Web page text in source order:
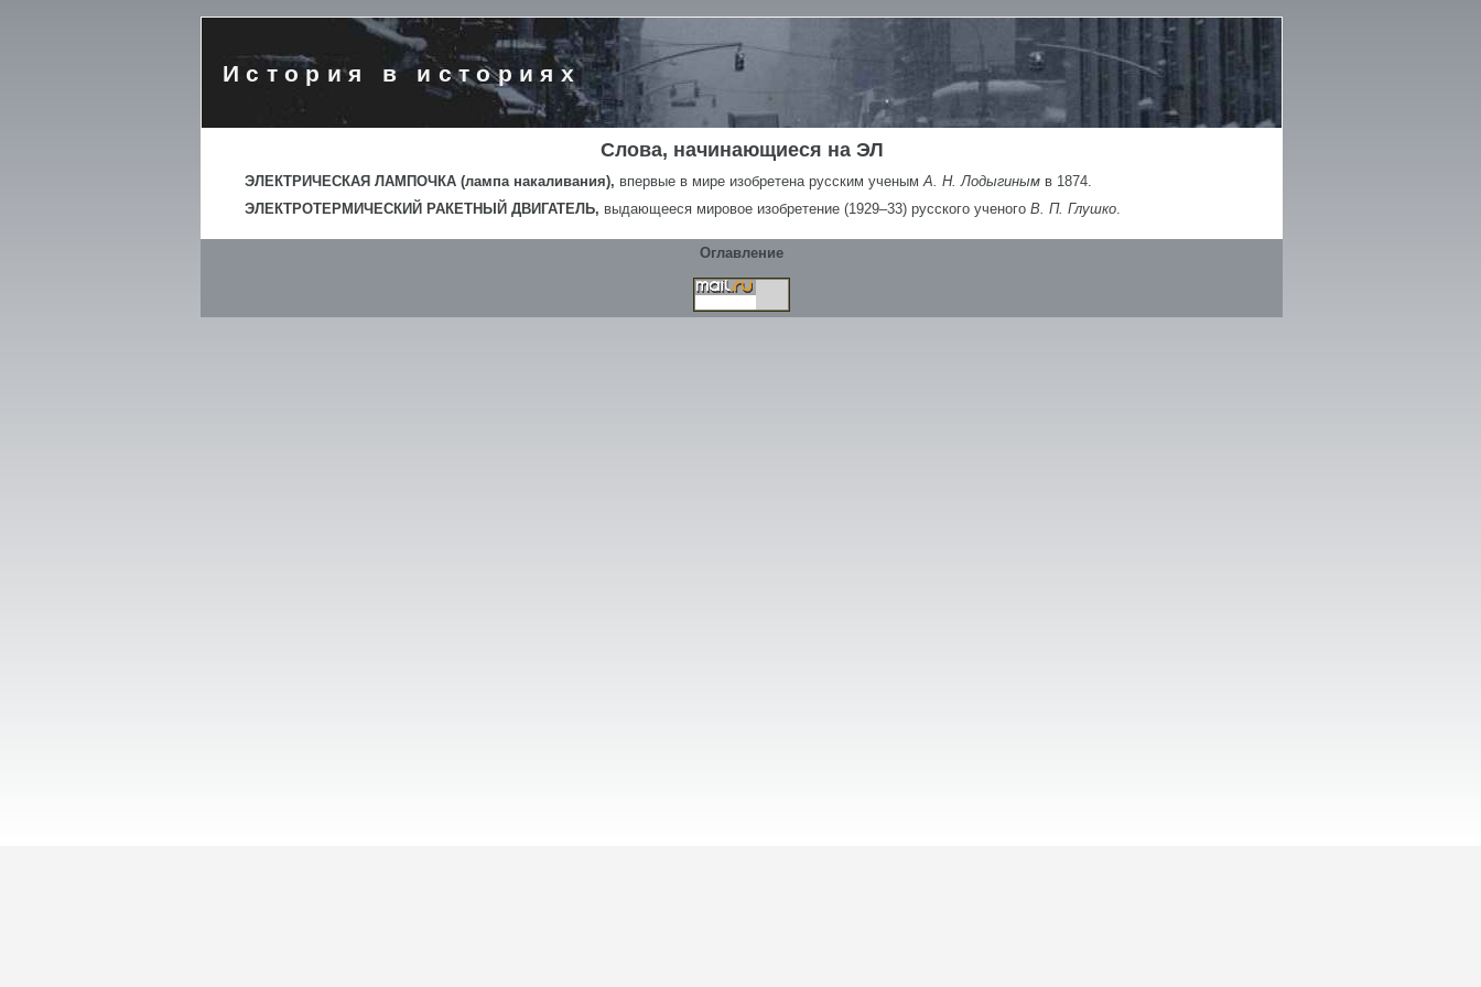
История в историях
Слова, начинающиеся на ЭЛ
ЭЛЕКТРИЧЕСКАЯ ЛАМПОЧКА (лампа накаливания), впервые в мире изобретена русским ученымА. Н. Лодыгиным в 1874.
ЭЛЕКТРОТЕРМИЧЕСКИЙ РАКЕТНЫЙ ДВИГАТЕЛЬ, выдающееся мировое изобретение (1929–33) русского ученого В. П. Глушко.
Оглавление